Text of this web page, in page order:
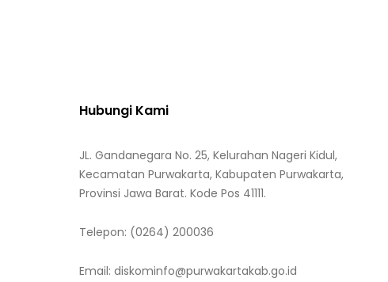
Hubungi Kami
JL. Gandanegara No. 25, Kelurahan Nageri Kidul,
Kecamatan Purwakarta, Kabupaten Purwakarta,
Provinsi Jawa Barat. Kode Pos 41111.
Telepon: (0264) 200036
Email: diskominfo@purwakartakab.go.id